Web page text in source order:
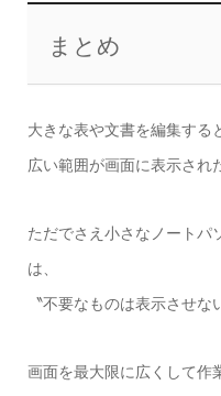
まとめ
大きな表や文書を編集する
広い範囲が画面に表示され
ただでさえ小さなノートパ
は、
〝不要なものは表示させな
画面を最大限に広くして作